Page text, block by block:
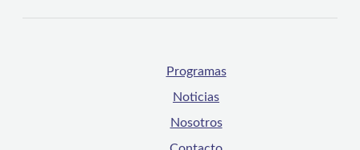
Programas
Noticias
Nosotros